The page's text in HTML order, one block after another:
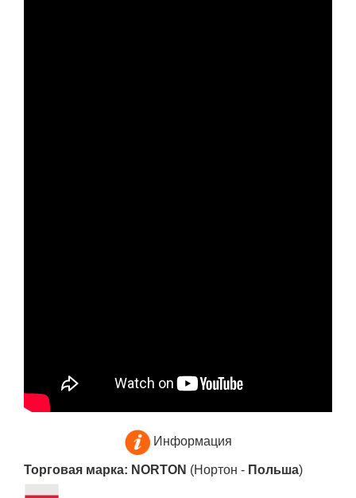
Информация
Торговая марка: NORTON (Нортон - Польша)